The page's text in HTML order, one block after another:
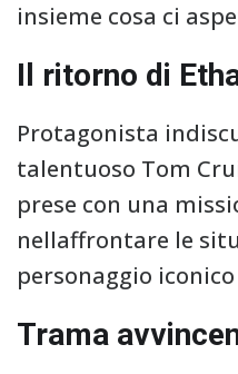
insieme cosa ci
Il ritorno di
Protagonista
talentuoso Tom
prese con una
nellaffrontare le
personaggio
Trama